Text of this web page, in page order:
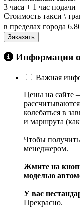
3 часа + 1 час подачи
Стоимость такси \
в пределах города
Заказать
Информация
Важная
Цены на сайте
колебаться в
и маршрута
Чтобы
менеджером.
Жмите на
моделью
У вас
Прекрасно.